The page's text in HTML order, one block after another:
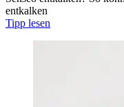
entkalken
Tipp lesen